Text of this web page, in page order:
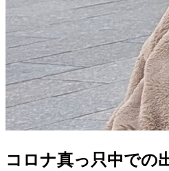
コロナ真っ只中での